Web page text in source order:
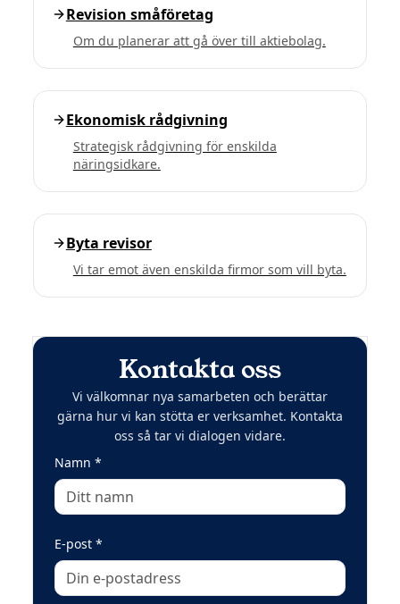
Revision småföretag
Om du planerar att gå över till aktiebolag.
Ekonomisk rådgivning
Strategisk rådgivning för enskilda
näringsidkare.
Byta revisor
Vi tar emot även enskilda firmor som vill byta.
Kontakta oss
Vi välkomnar nya samarbeten och berättar
gärna hur vi kan stötta er verksamhet. Kontakta
oss så tar vi dialogen vidare.
Namn *(obligatoriskt)
E-post *(obligatoriskt)